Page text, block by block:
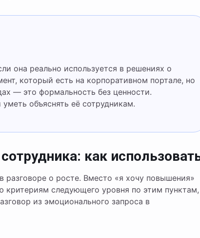
который есть на корпоративном портале, но
— это формальность без ценности.
объяснять её сотрудникам.
как
разговоре о росте. Вместо «я хочу повышения»
критериям следующего уровня по этим пунктам,
из эмоционального запроса в